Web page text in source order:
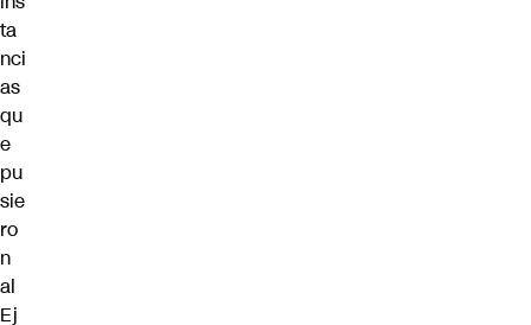
ta
nci
as
qu
e
pu
sie
ro
n
al
Ej